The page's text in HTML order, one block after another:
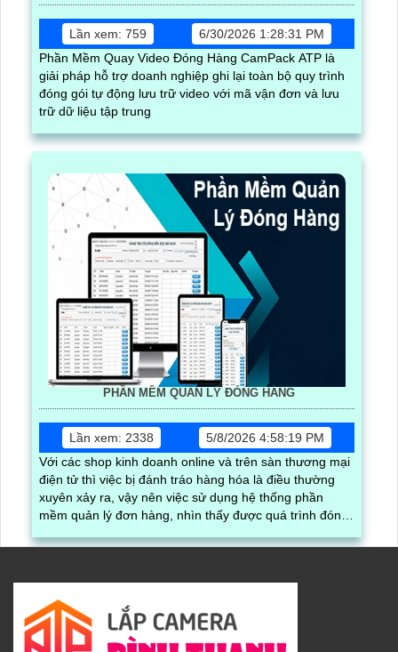
Lần xem: 759
6/30/2026 1:28:31 PM
Phần Mềm Quay Video Đóng Hàng CamPack ATP là
giải pháp hỗ trợ doanh nghiệp ghi lại toàn bộ quy trình
đóng gói tự động lưu trữ video với mã vận đơn và lưu
trữ dữ liệu tập trung
PHẦN MỀM QUẢN LÝ ĐÓNG HÀNG
Lần xem: 2338
5/8/2026 4:58:19 PM
Với các shop kinh doanh online và trên sàn thương mại
điện tử thì việc bị đánh tráo hàng hóa là điều thường
xuyên xảy ra, vậy nên việc sử dụng hệ thống phần
mềm quản lý đơn hàng, nhìn thấy được quá trình đóng
được ghi lại một cách dễ dàng